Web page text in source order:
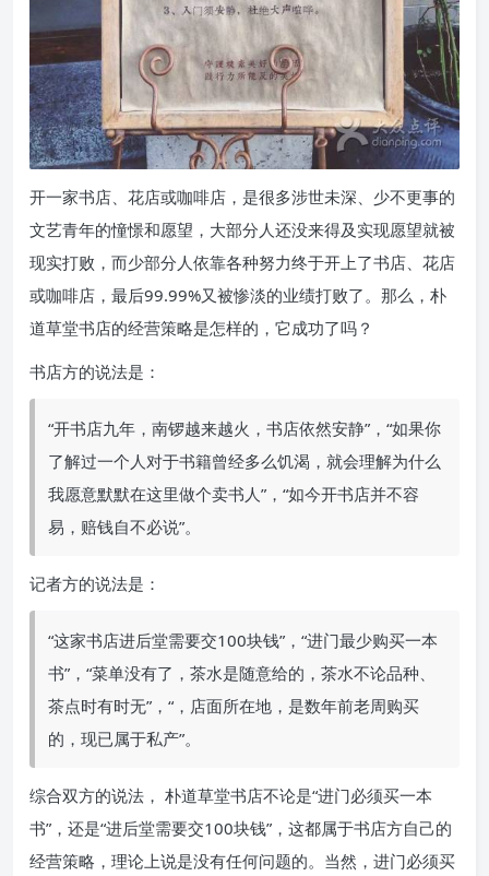
开一家书店、花店或咖啡店，是很多涉世未深、少不更事的
文艺青年的憧憬和愿望，大部分人还没来得及实现愿望就被
现实打败，而少部分人依靠各种努力终于开上了书店、花店
或咖啡店，最后99.99%又被惨淡的业绩打败了。那么，朴
道草堂书店的经营策略是怎样的，它成功了吗？
书店方的说法是：
“开书店九年，南锣越来越火，书店依然安静”，“如果你
了解过一个人对于书籍曾经多么饥渴，就会理解为什么
我愿意默默在这里做个卖书人”，“如今开书店并不容
易，赔钱自不必说”。
记者方的说法是：
“这家书店进后堂需要交100块钱”，“进门最少购买一本
书”，“菜单没有了，茶水是随意给的，茶水不论品种、
茶点时有时无”，“，店面所在地，是数年前老周购买
的，现已属于私产”。
综合双方的说法， 朴道草堂书店不论是“进门必须买一本
书”，还是“进后堂需要交100块钱”，这都属于书店方自己的
经营策略，理论上说是没有任何问题的。当然，进门必须买